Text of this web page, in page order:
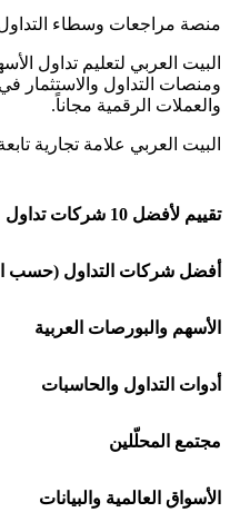
منصة مراجعات وسطاء
البيت العربي لتعليم تداول
ومنصات التداول والاستثمار
والعملات الرقمية مجاناً.
البيت العربي علامة تجارية
تقييم لأفضل 10 شركات تداول
شركة Capital.com
افاتريد AvaTrade
اكسنس Exness
منصة بينانس
أفضل شركات التداول (حسب
شركات تداول في
شركات تداول في
شركات تداول في الكويت
شركات تداول في قطر
الأسهم والبورصات العربية
🌍 كل البورصات العربية
🇸🇦 السوق السعودية
🇦🇪 أسواق الإمارات
أدوات التداول والحاسبات
🕌 حاسبة الزكاة
💱 محول العملات
مجتمع المحلّلين
🧱 حائط المجتمع
الأسواق العالمية والبيانات